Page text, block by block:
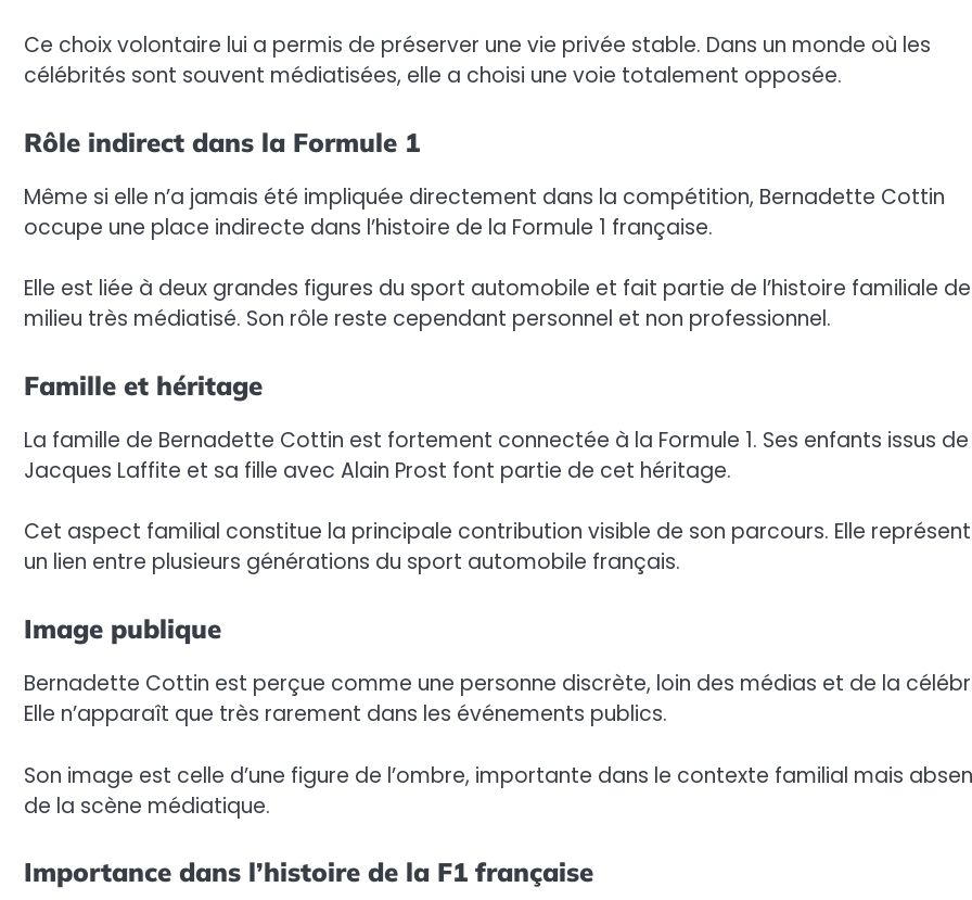
Ce choix volontaire lui a permis de préserver une vie privée stable. Dans un monde où les
célébrités sont souvent médiatisées, elle a choisi une voie totalement opposée.
Rôle indirect dans la Formule 1
Même si elle n’a jamais été impliquée directement dans la compétition, Bernadette Cottin
occupe une place indirecte dans l’histoire de la Formule 1 française.
Elle est liée à deux grandes figures du sport automobile et fait partie de l’histoire familiale
milieu très médiatisé. Son rôle reste cependant personnel et non professionnel.
Famille et héritage
La famille de Bernadette Cottin est fortement connectée à la Formule 1. Ses enfants issus de
Jacques Laffite et sa fille avec Alain Prost font partie de cet héritage.
Cet aspect familial constitue la principale contribution visible de son parcours. Elle
un lien entre plusieurs générations du sport automobile français.
Image publique
Bernadette Cottin est perçue comme une personne discrète, loin des médias et de la
Elle n’apparaît que très rarement dans les événements publics.
Son image est celle d’une figure de l’ombre, importante dans le contexte familial mais
de la scène médiatique.
Importance dans l’histoire de la F1 française